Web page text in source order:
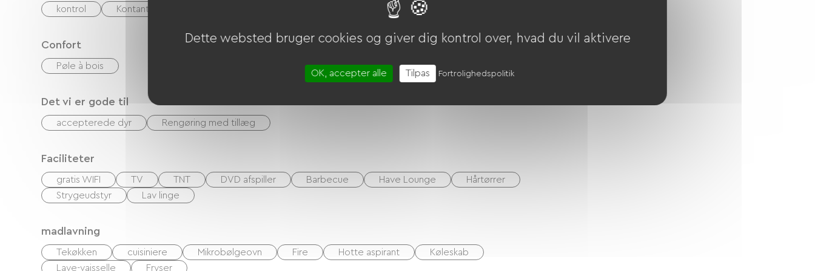
kontrol Kontanter
Confort
Pøle à bois
Det vi er gode til
accepterede dyr Rengøring med tillæg
Faciliteter
gratis WIFI TV TNT DVD afspiller Barbecue Have Lounge
Hårtørrer
Strygeudstyr
Lav linge
madlavning
Tekøkken cuisiniere Mikrobølgeovn Fire Hotte aspirant
Køleskab
Lave-vaisselle
Fryser
Dette websted bruger cookies og giver dig kontrol over, hvad du vil aktivere
OK, accepter alle Tilpas Fortrolighedspolitik